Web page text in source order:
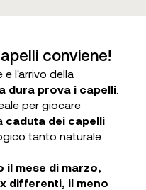
conviene!
e l'arrivo della
dura prova i capelli.
per giocare
caduta dei capelli
tanto naturale
il mese di marzo,
differenti, il meno